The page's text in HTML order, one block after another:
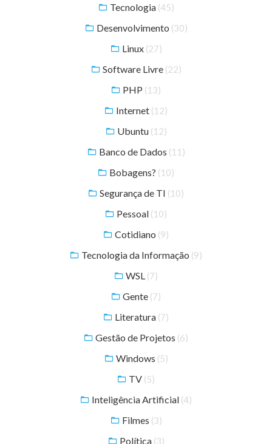
Tecnologia (45)
Desenvolvimento (30)
Linux (27)
Software Livre (22)
PHP (13)
Internet (12)
Ubuntu (12)
Banco de Dados (11)
Bobagens? (10)
Segurança de TI (10)
Pessoal (10)
Cotidiano (9)
Tecnologia da Informação (9)
WSL (7)
Gente (7)
Literatura (7)
Gestão de Projetos (6)
Windows (5)
TV (5)
Inteligência Artificial (4)
Filmes (3)
Política (3)